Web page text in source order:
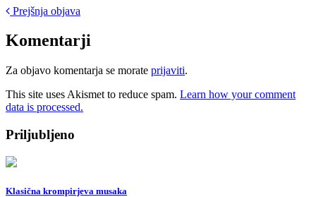
Post
navigation
Prejšnja objava
Komentarji
Za objavo komentarja se morate prijaviti.
This site uses Akismet to reduce spam. Learn how your comment
data is processed.
Priljubljeno
Klasična krompirjeva musaka